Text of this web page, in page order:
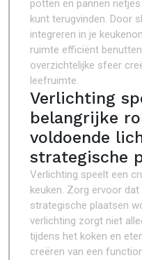
potten en pannen
kunt terugvinden. Door
integreren in je
ruimte efficiënt
overzichtelijke sfeer
leefruimte.
Verlichting
belangrijke
voldoende
strategische
Verlichting speelt een
keuken. Zorg ervoor
strategische plaatsen
verlichting zorgt niet
tijdens het koken en
creëren van een